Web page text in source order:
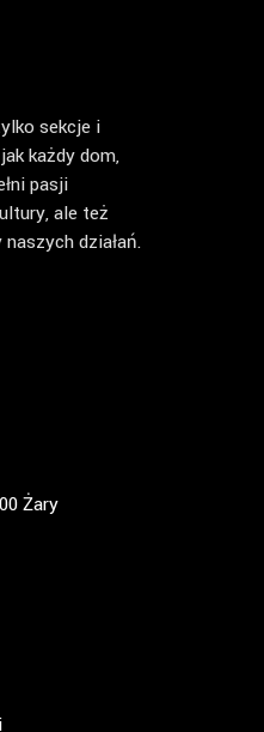
sekcje i
każdy dom,
pasji
ale też
działań.
Żary